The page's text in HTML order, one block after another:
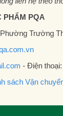
PHẨM PQA
Trường
- Điện
sách Vận